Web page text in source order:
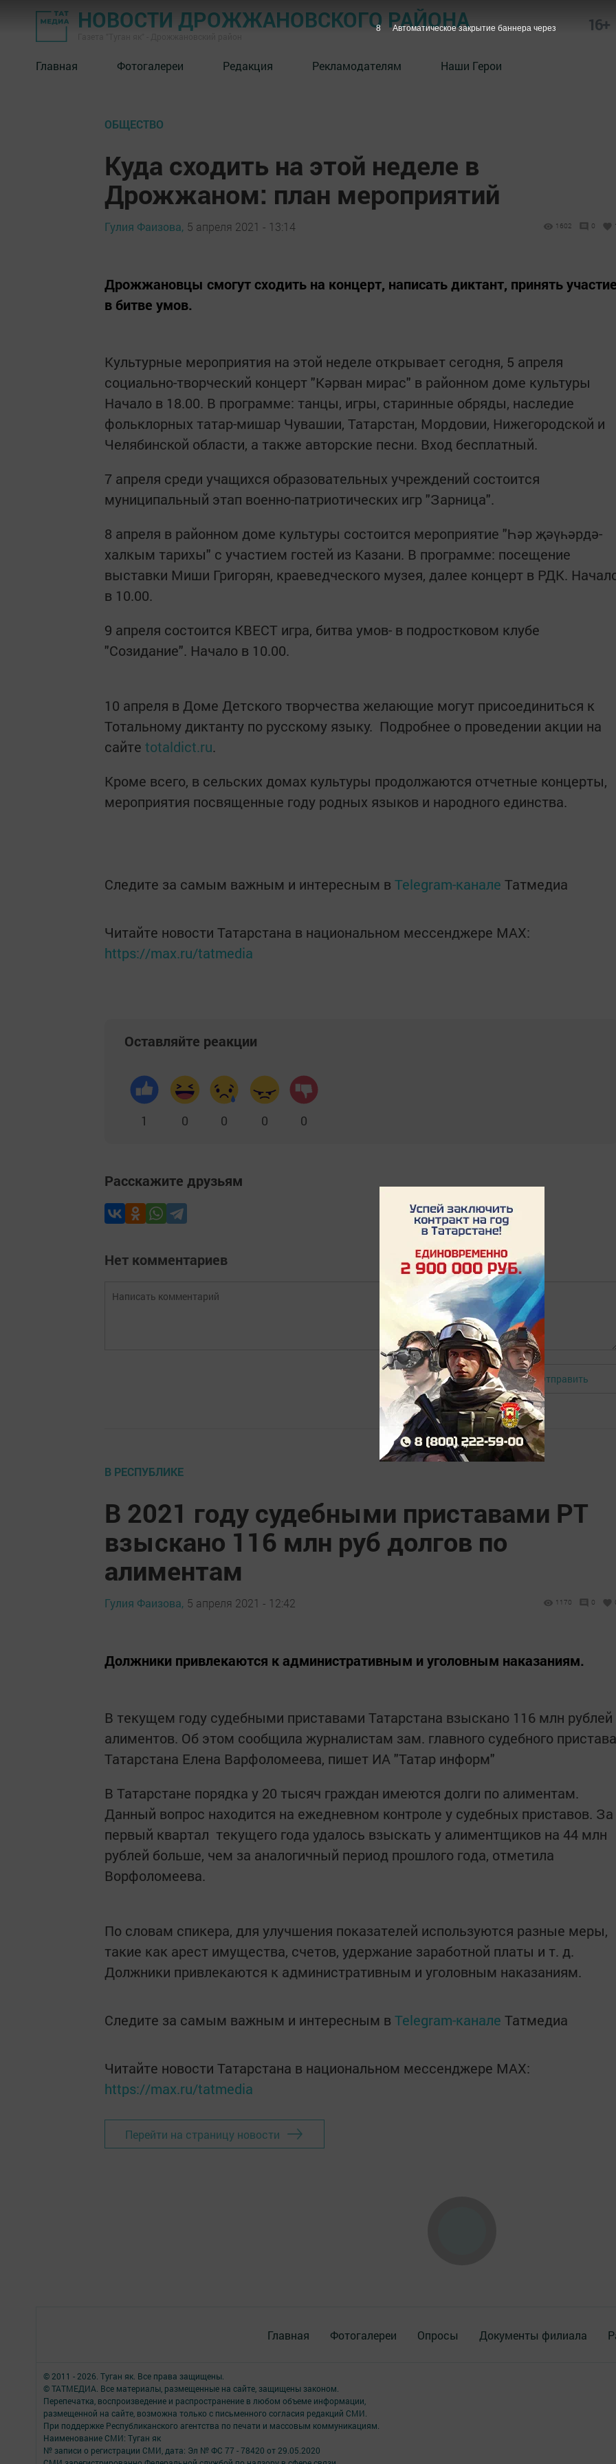
НОВОСТИ ДРОЖЖАНОВСКОГО РАЙОНА 16+
Главная Фотогалереи Редакция Рекламодателям Наши Герои
ОБЩЕСТВО
Куда сходить на этой неделе в
Дрожжаном: план мероприятий
Гулия Фаизова, 5 апреля 2021 - 13:14 1602 0
Дрожжановцы смогут сходить на концерт, написать диктант, принять
в битве умов.
Культурные мероприятия на этой неделе открывает сегодня, 5 апреля
социально-творческий концерт "Кәрван мирас" в районном доме культуры
Начало в 18.00. В программе: танцы, игры, старинные обряды, наследие
фольклорных татар-мишар Чувашии, Татарстан, Мордовии, Нижегородской и
Челябинской области, а также авторские песни. Вход бесплатный.
7 апреля среди учащихся образовательных учреждений состоится
муниципальный этап военно-патриотических игр "Зарница".
8 апреля в районном доме культуры состоится мероприятие "Һәр җәүһәрдә-
халкым тарихы" с участием гостей из Казани. В программе: посещение
выставки Миши Григорян, краеведческого музея, далее концерт в РДК.
в 10.00.
9 апреля состоится КВЕСТ игра, битва умов- в подростковом клубе
"Созидание". Начало в 10.00.
10 апреля в Доме Детского творчества желающие могут присоединиться к
Тотальному диктанту по русскому языку. Подробнее о проведении акции на
сайте totaldict.ru.
Кроме всего, в сельских домах культуры продолжаются отчетные концерты,
мероприятия посвященные году родных языков и народного единства.
Следите за самым важным и интересным в Telegram-канале Татмедиа
Читайте новости Татарстана в национальном мессенджере MАХ:
https://max.ru/tatmedia
Оставляйте реакции
1 0 0 0 0
Расскажите друзьям
Нет комментариев
Авторизоваться Отправить
В РЕСПУБЛИКЕ
В 2021 году судебными приставами РТ
взыскано 116 млн руб долгов по
алиментам
Гулия Фаизова, 5 апреля 2021 - 12:42 1170 0
Должники привлекаются к административным и уголовным наказаниям.
В текущем году судебными приставами Татарстана взыскано 116​ млн рублей
алиментов. Об​ этом сообщила журналистам зам. главного судебного пристава
Татарстана​ Елена Варфоломеева, пишет ИА "Татар информ"
В Татарстане порядка​ у 20 тысяч граждан имеются долги по​ алиментам.
Данный вопрос находится на ежедневном контроле у​ судебных приставов.​ За​
первый квартал текущего года удалось взыскать​ у алиментщиков на​ 44​ млн
рублей больше, чем за​ аналогичный период прошлого года, отметила
Ворфоломеева.
По словам спикера, для улучшения показателей используются разные меры,
такие как арест имущества, счетов, удержание заработной платы и т. д.
Должники привлекаются к административным и уголовным наказаниям.
Следите за самым важным и интересным в Telegram-канале Татмедиа
Читайте новости Татарстана в национальном мессенджере MАХ:
https://max.ru/tatmedia
Перейти на страницу новости
Главная Фотогалереи Опросы Документы филиала
© 2011 - 2026. Туган як. Все права защищены.
© ТАТМЕДИА. Все материалы, размещенные на сайте, защищены законом.
Перепечатка, воспроизведение и распространение в любом объеме информации,
размещенной на сайте, возможна только с письменного согласия редакций СМИ.
При поддержке Республиканского агентства по печати и массовым коммуникациям.
Наименование СМИ: Туган як
№ записи о регистрации СМИ, дата: Эл № ФС 77 - 78420 от 29.05.2020
7 Автоматическое закрытие баннера через